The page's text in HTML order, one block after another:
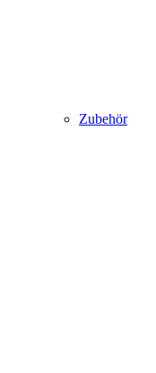
Zubehör